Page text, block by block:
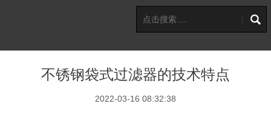
不锈钢袋式过滤器的技术特点
2022-03-16 08:32:38